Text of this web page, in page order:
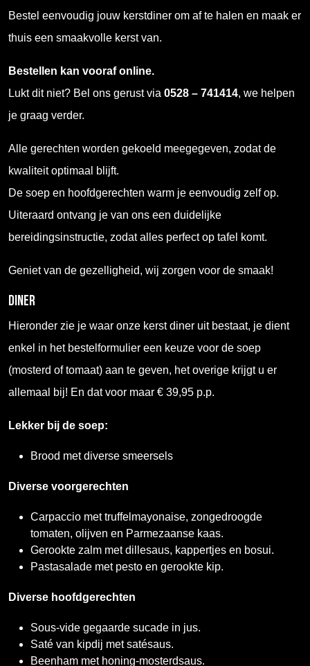
Bestel eenvoudig jouw kerstdiner om af te halen en maak er
thuis een smaakvolle kerst van.
Bestellen kan vooraf online.
Lukt dit niet? Bel ons gerust via 0528 – 741414, we helpen
je graag verder.
Alle gerechten worden gekoeld meegegeven, zodat de
kwaliteit optimaal blijft.
De soep en hoofdgerechten warm je eenvoudig zelf op.
Uiteraard ontvang je van ons een duidelijke
bereidingsinstructie, zodat alles perfect op tafel komt.
Geniet van de gezelligheid, wij zorgen voor de smaak!
DINER
Hieronder zie je waar onze kerst diner uit bestaat, je dient
enkel in het bestelformulier een keuze voor de soep
(mosterd of tomaat) aan te geven, het overige krijgt u er
allemaal bij! En dat voor maar € 39,95 p.p.
Lekker bij de soep:
Brood met diverse smeersels
Diverse voorgerechten
Carpaccio met truffelmayonaise, zongedroogde
tomaten, olijven en Parmezaanse kaas.
Gerookte zalm met dillesaus, kappertjes en bosui.
Pastasalade met pesto en gerookte kip.
Diverse hoofdgerechten
Sous-vide gegaarde sucade in jus.
Saté van kipdij met satésaus.
Beenham met honing-mosterdsaus.